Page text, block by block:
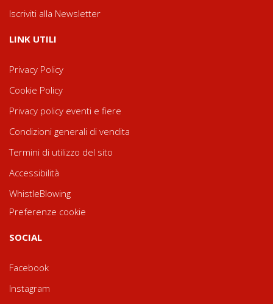
Iscriviti alla Newsletter
LINK UTILI
Privacy Policy
Cookie Policy
Privacy policy eventi e fiere
Condizioni generali di vendita
Termini di utilizzo del sito
Accessibilità
WhistleBlowing
Preferenze cookie
SOCIAL
Facebook
Instagram